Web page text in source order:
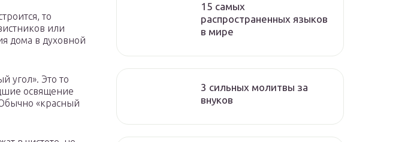
то
или
дома в духовной
угол». Это то
освящение
«красный
15 самых
распространенных языков
в мире
3 сильных молитвы за
внуков